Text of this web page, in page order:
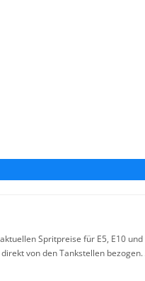
Spritpreise für E5, E10
von den Tankstellen bezogen.